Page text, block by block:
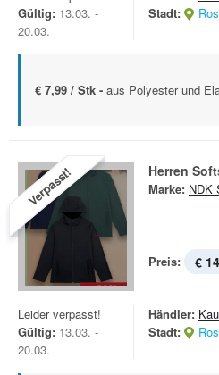
Gültig: 13.03. -
20.03.
Stadt:
€ 7,99 / Stk - aus Polyester und
Verpasst! Herren
Marke: NDK
Preis: €
Leider verpasst!
Gültig: 13.03. -
20.03.
Händler:
Stadt: